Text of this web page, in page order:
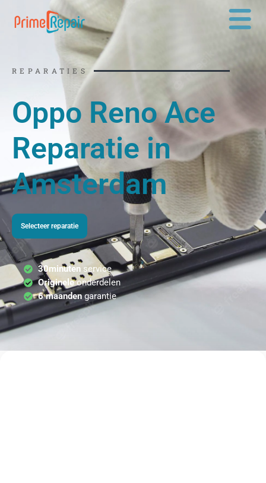
naar
REPARATIES
Oppo Reno Ace
Reparatie in
Amsterdam
Selecteer reparatie
30minutenservice
Origineleonderdelen
6 maandengarantie